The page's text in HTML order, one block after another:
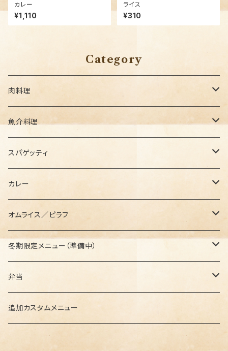
カレー
¥1,110
ライス
¥310
Category
肉料理
セットメニュー
魚介料理
セットメニュー
スパゲッティ
セットメニュー
カレー
セットメニュー
オムライス／ピラフ
セットメニュー
冬期限定メニュー（準備中）
セットメニュー
弁当
セットメニュー
追加カスタムメニュー